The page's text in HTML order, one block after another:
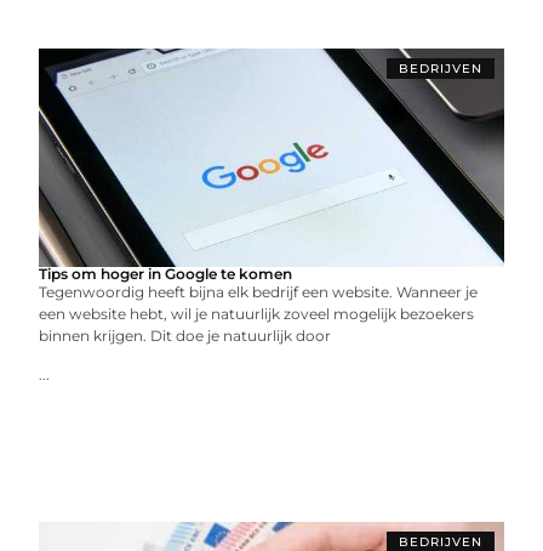
BEDRIJVEN
Tips om hoger in Google te komen
Tegenwoordig heeft bijna elk bedrijf een website. Wanneer je
een website hebt, wil je natuurlijk zoveel mogelijk bezoekers
binnen krijgen. Dit doe je natuurlijk door
...
BEDRIJVEN